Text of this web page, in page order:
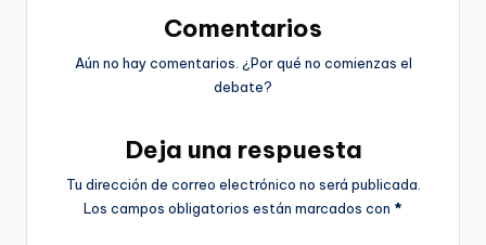
Comentarios
Aún no hay comentarios. ¿Por qué no comienzas el
debate?
Deja una respuesta
Tu dirección de correo electrónico no será publicada.
Los campos obligatorios están marcados con *